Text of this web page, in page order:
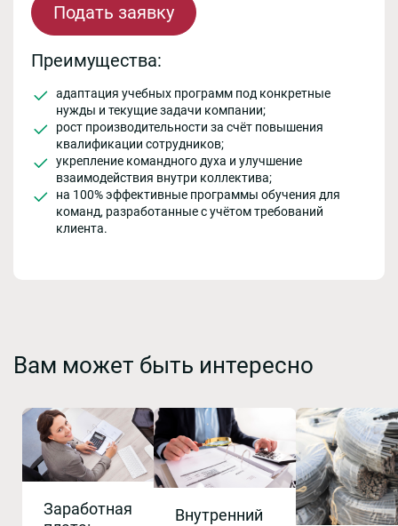
Подать заявку
Преимущества:
адаптация учебных программ под конкретные
нужды и текущие задачи компании;
рост производительности за счёт повышения
квалификации сотрудников;
укрепление командного духа и улучшение
взаимодействия внутри коллектива;
на 100% эффективные программы обучения для
команд, разработанные с учётом требований
клиента.
Вам может быть интересно
Заработная
Внутренний